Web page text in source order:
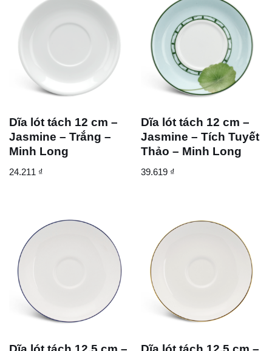
Dĩa lót tách 12 cm –
Jasmine – Trắng –
Minh Long
24.211 ₫
Dĩa lót tách 12 cm –
Jasmine – Tích Tuyết
Thảo – Minh Long
39.619 ₫